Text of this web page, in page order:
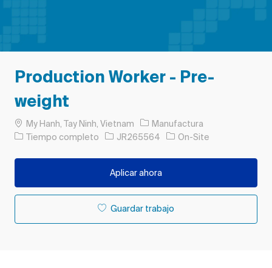
Production Worker - Pre-
weight
Ubicación
My Hanh, Tay Ninh, Vietnam Categoría
Manufactura
Tipo de trabajo
Tiempo completo ID de trabajo
JR265564 On-Site
Aplicar ahora
Guardar trabajo